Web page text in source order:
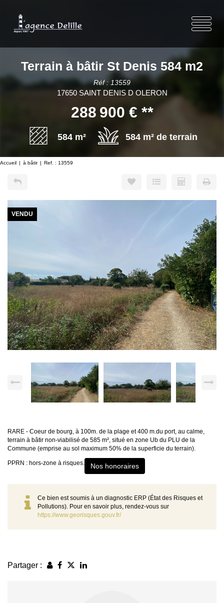
Terrain à bâtir St Denis 584 m2
Réf : 13559
17650 SAINT DENIS D OLERON
288 900 € **
584 m² 584 m² de terrain
Accueil à bâtir Ref. : 13559
VENDU
RARE - Coeur de bourg, à 100m. de la plage et 400 m.du port, au calme,
terrain à bâtir non-viabilisé de 585 m², situé en zone Ub du PLU de la
Commune (emprise au sol maximum 50% de la superficie du terrain).
PPRN : hors-zone à risques. Nos honoraires
Ce bien est soumis à un diagnostic ERP (État des Risques et
Pollutions). Pour en savoir plus, rendez-vous sur
https://www.georisques.gouv.fr/
Partager :